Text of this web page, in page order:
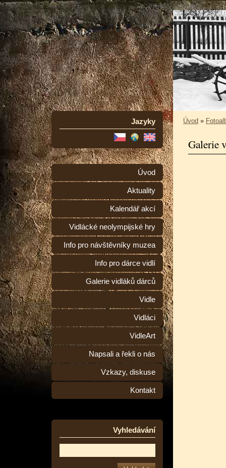
Jazyky
Úvod
Aktuality
Kalendář akcí
Vidlácké neolympijské hry
Info pro návštěvníky muzea
Info pro dárce vidlí
Galerie vidláků dárců
Vidle
Vidláci
VidleArt
Napsali a řekli o nás
Vzkazy, diskuse
Kontakt
Vyhledávání
Úvod »
Galerie